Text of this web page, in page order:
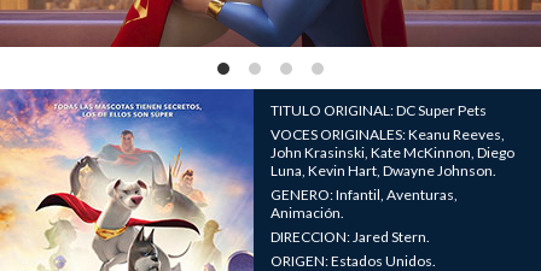
TITULO ORIGINAL: DC Super Pets
VOCES ORIGINALES: Keanu Reeves,
John Krasinski, Kate McKinnon, Diego
Luna, Kevin Hart, Dwayne Johnson.
GENERO: Infantil, Aventuras,
Animación.
DIRECCION: Jared Stern.
ORIGEN: Estados Unidos.